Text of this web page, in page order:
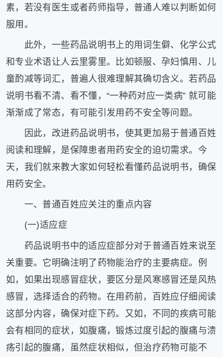
﹥素，若没有医生或者药师指导，普通人难以判断如何
服用。
此外，一些药品说明书上的用词生僻、化学公式
和专业术语让人云里雾里。比如顿服、孕妇慎用、儿
童酌减等词汇，普遍人很难理解其确切含义。若药品
说明书看不清、看不懂，“一种药对应一类病” 就可能
渐渐成了常态，有可能引发用药不安全等问题。
因此，改进药品说明书，使其更加易于普通百姓
阅读和理解，是保障患者用药安全的迫切需求。今
天，我们就来教大家如何轻松看懂药品说明书，确保
用药安全。
一、普通百姓应关注的重点内容
(一)适应症
药品说明书中的适应症部分对于普通百姓来说至
关重要。它明确注明了药物能治疗的主要病症。例
如，如果出现感冒症状，要区分是风寒感冒还是风热
感冒，选择适合的药物。在用药前，百姓应仔细阅读
这部分内容，确保对症下药。又如，不同的疾病可能
会有相同的症状，如腹痛，锻炼过度引起的腹痛与溃
疡引起的腹痛，虽然症状相似，但治疗药物可能不